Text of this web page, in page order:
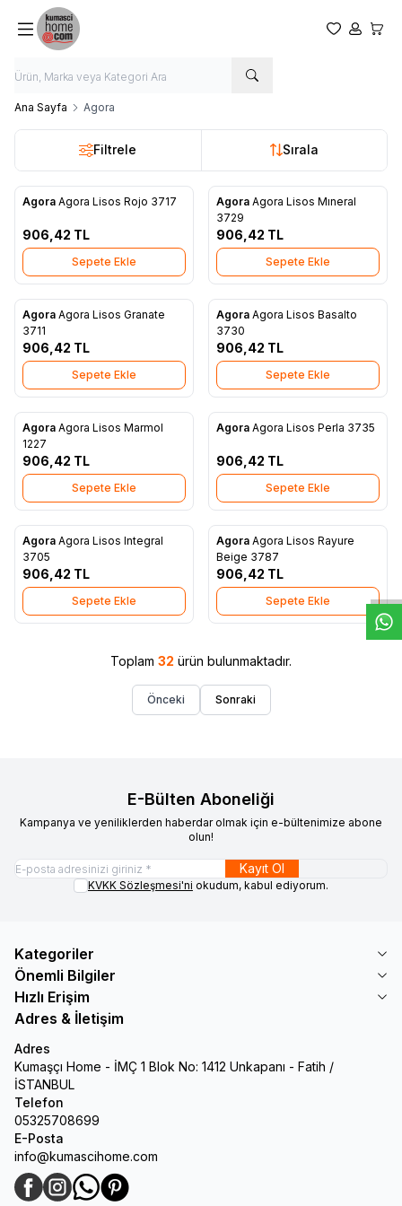
WhtsappDeseHatt
Favorilerim
Hesabım
Ana Sayfa Agora
Filtrele Sırala
Yeni
Agora Agora Lisos Rojo 3717
906,42 TL
Sepete Ekle
Yeni
Favorilere Ekle
Agora Agora Lisos Mıneral
3729
906,42 TL
Sepete Ekle
Yeni
Favorilere Ekle
Agora Agora Lisos Granate
3711
906,42 TL
Sepete Ekle
Yeni
Favorilere Ekle
Agora Agora Lisos Basalto
3730
906,42 TL
Sepete Ekle
Yeni
Favorilere Ekle
Agora Agora Lisos Marmol
1227
906,42 TL
Sepete Ekle
Yeni
Agora Agora Lisos Perla 3735
906,42 TL
Sepete Ekle
Yeni
Favorilere Ekle
Agora Agora Lisos Integral
3705
906,42 TL
Sepete Ekle
Yeni
Favorilere Ekle
Agora Agora Lisos Rayure
Beige 3787
906,42 TL
Sepete Ekle
Toplam 32 ürün bulunmaktadır.
Önceki Sonraki
E-Bülten Aboneliği
Kampanya ve yeniliklerden haberdar olmak için e-bültenimize abone
olun!
Kayıt Ol
KVKK Sözleşmesi'ni okudum, kabul ediyorum.
Kategoriler
Önemli Bilgiler
Hızlı Erişim
Adres & İletişim
Adres
Kumaşçı Home - İMÇ 1 Blok No: 1412 Unkapanı - Fatih /
İSTANBUL
Telefon
05325708699
E-Posta
info@kumascihome.com
Facebook
InstagramWhatsApp
Pinterest